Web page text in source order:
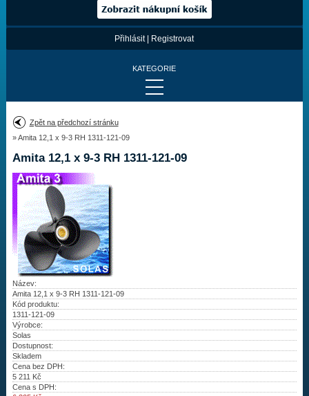
Přihlásit| Registrovat
KATEGORIE
Provedení:
Výrobce:
Drážky na hřídeli:
Najít vrtuli
Motory
Vrtule
Kontakty
Aktuality
Zpět na předchozí stránku
» Amita 12,1 x 9-3 RH 1311-121-09
Amita 12,1 x 9-3 RH 1311-121-09
Název:
Amita 12,1 x 9-3 RH 1311-121-09
Kód produktu:
1311-121-09
Výrobce:
Solas
Dostupnost:
Skladem
Cena bez DPH:
5 211
Kč
Cena s DPH: